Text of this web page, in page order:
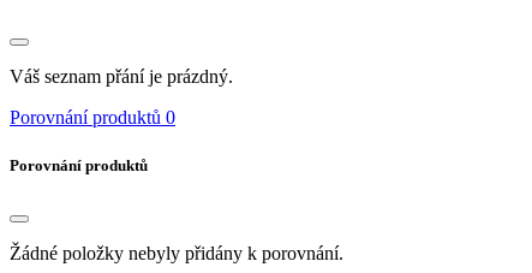
Váš seznam přání je prázdný.
Porovnání produktů 0
Porovnání produktů
Žádné položky nebyly přidány k porovnání.